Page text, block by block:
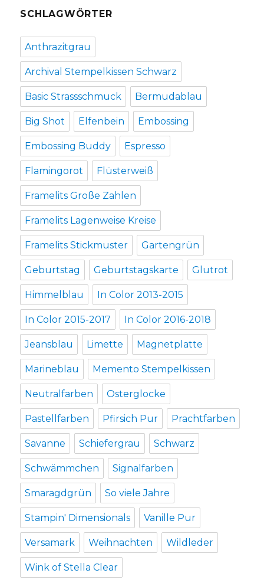
SCHLAGWÖRTER
Anthrazitgrau
Archival Stempelkissen Schwarz
Basic Strassschmuck Bermudablau
Big Shot Elfenbein Embossing
Embossing Buddy Espresso
Flamingorot Flüsterweiß
Framelits Große Zahlen
Framelits Lagenweise Kreise
Framelits Stickmuster Gartengrün
Geburtstag Geburtstagskarte Glutrot
Himmelblau In Color 2013-2015
In Color 2015-2017 In Color 2016-2018
Jeansblau Limette Magnetplatte
Marineblau Memento Stempelkissen
Neutralfarben Osterglocke
Pastellfarben Pfirsich Pur Prachtfarben
Savanne Schiefergrau Schwarz
Schwämmchen Signalfarben
Smaragdgrün So viele Jahre
Stampin' Dimensionals Vanille Pur
Versamark Weihnachten Wildleder
Wink of Stella Clear